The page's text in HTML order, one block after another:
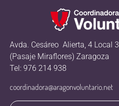
Avda. Cesáreo Alierta, 4 Local 3
(Pasaje Miraflores) Zaragoza
Tel: 976 214 938
coordinadora@aragonvoluntario.net